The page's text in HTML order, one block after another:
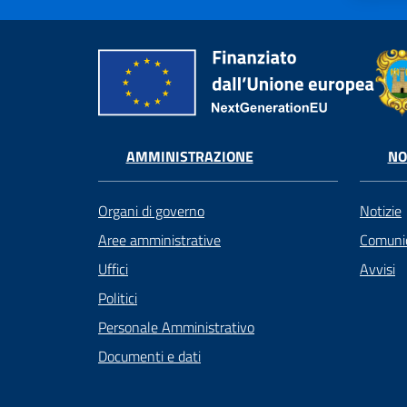
AMMINISTRAZIONE
Organi di governo
Aree amministrative
Uffici
Politici
Personale Amministrativo
Documenti e dati
Notizie
Avvisi